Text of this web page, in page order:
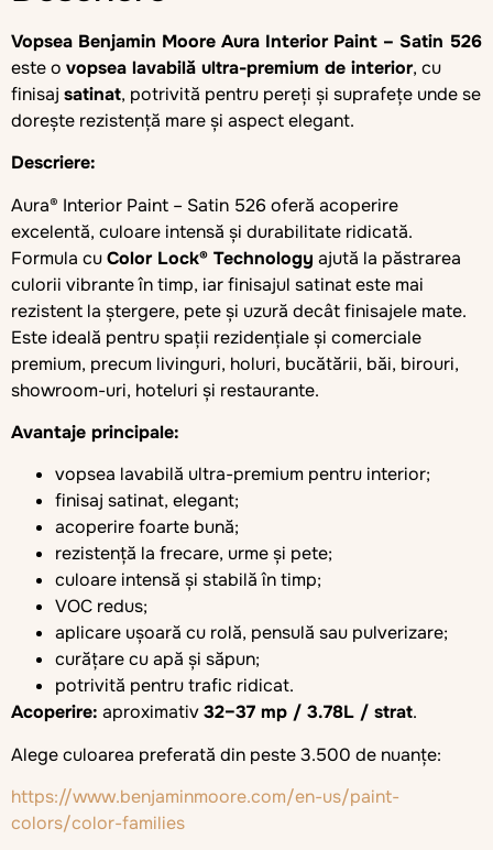
Vopsea Benjamin Moore Aura Interior Paint – Satin 526
este o vopsea lavabilă ultra-premium de interior, cu
finisaj satinat, potrivită pentru pereți și suprafețe unde se
dorește rezistență mare și aspect elegant.
Descriere:
Aura® Interior Paint – Satin 526 oferă acoperire
excelentă, culoare intensă și durabilitate ridicată.
Formula cuColor Lock® Technology ajută la păstrarea
culorii vibrante în timp, iar finisajul satinat este mai
rezistent la ștergere, pete și uzură decât finisajele mate.
Este ideală pentru spații rezidențiale și comerciale
premium, precum livinguri, holuri, bucătării, băi, birouri,
showroom-uri, hoteluri și restaurante.
Avantaje principale:
vopsea lavabilă ultra-premium pentru interior;
finisaj satinat, elegant;
acoperire foarte bună;
rezistență la frecare, urme și pete;
culoare intensă și stabilă în timp;
VOC redus;
aplicare ușoară cu rolă, pensulă sau pulverizare;
curățare cu apă și săpun;
potrivită pentru trafic ridicat.
Acoperire: aproximativ32–37 mp / 3.78L / strat.
Alege culoarea preferată din peste 3.500 de nuanțe:
https://www.benjaminmoore.com/en-us/paint-
colors/color-families